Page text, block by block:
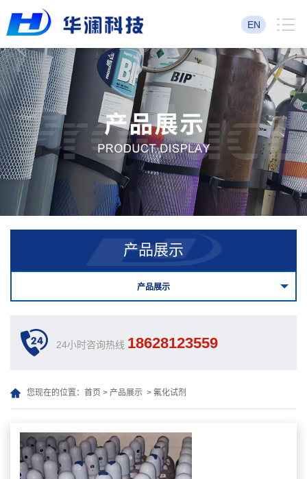
EN
产品展示
产品展示
24小时咨询热线 18628123559
您现在的位置： 首页 > 产品展示 > 氟化试剂